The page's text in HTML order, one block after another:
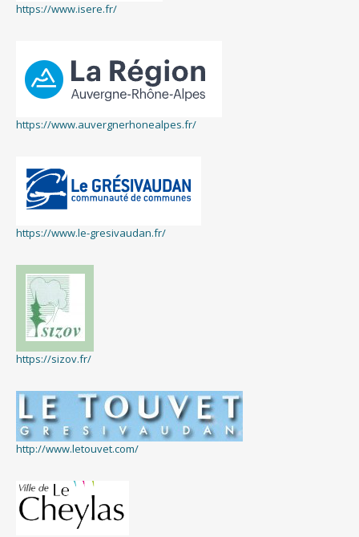
https://www.isere.fr/
https://www.auvergnerhonealpes.fr/
https://www.le-gresivaudan.fr/
https://sizov.fr/
http://www.letouvet.com/